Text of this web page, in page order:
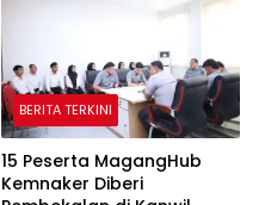
BERITA TERKINI
15 Peserta MagangHub
Kemnaker Diberi